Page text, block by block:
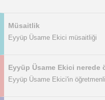
Müsaitlik
Eyyüp Üsame Ekici müsaitliği
Eyyüp Üsame Ekici nerede
Eyyüp Üsame Ekici'in